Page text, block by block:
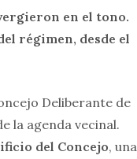
en el tono.
régimen, desde el
Deliberante de
la agenda vecinal.
del Concejo, una